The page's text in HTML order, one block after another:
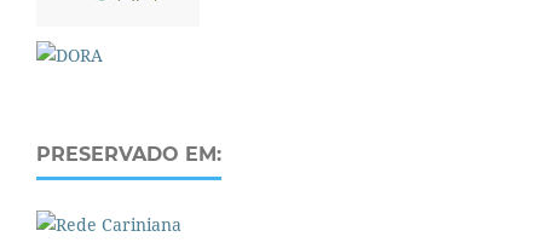
PRESERVADO EM: